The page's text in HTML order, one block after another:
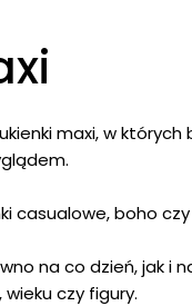
maxi, w
casualowe,boho
na co dzień, jak i
czy figury.